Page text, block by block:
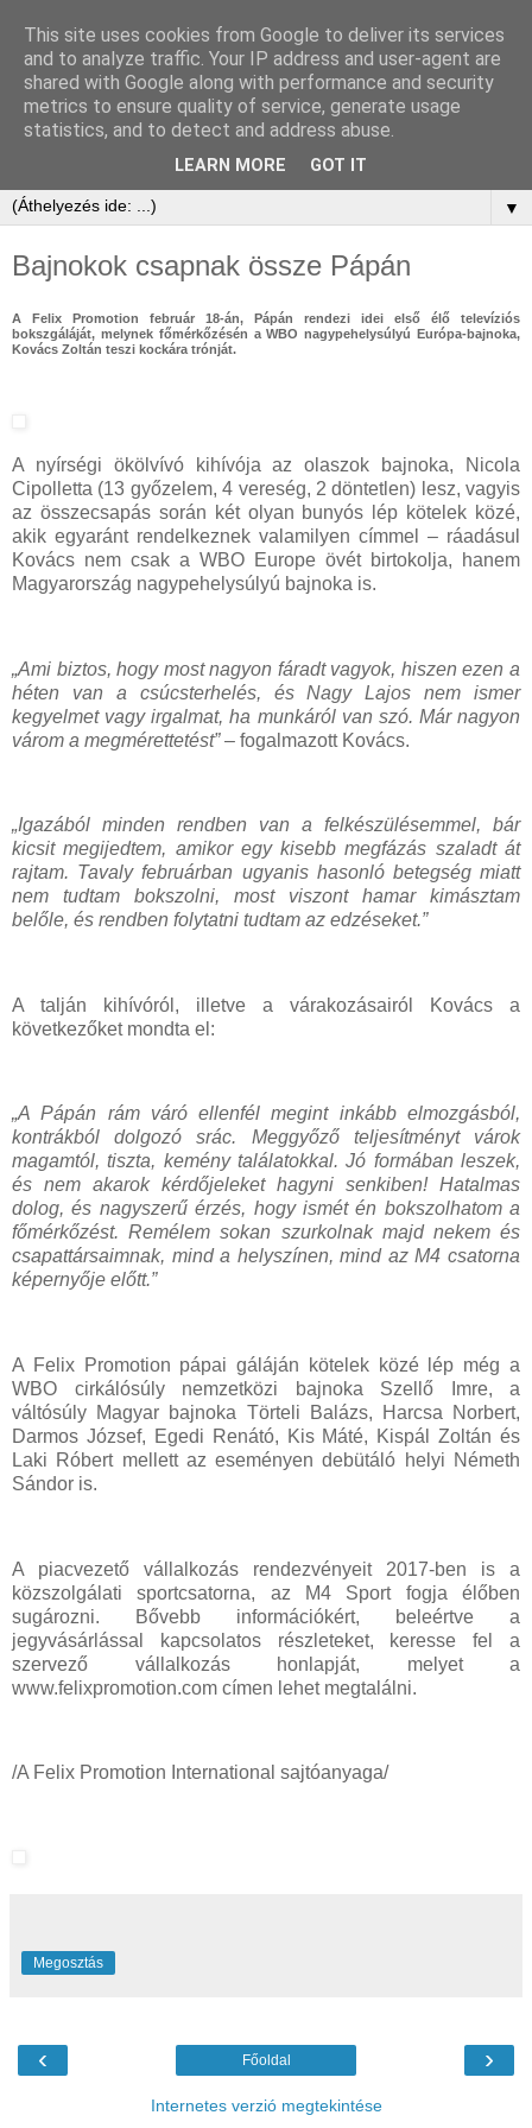
▼
Bajnokok csapnak össze Pápán
A Felix Promotion február 18-án, Pápán rendezi idei első élő televíziós
bokszgáláját, melynek főmérkőzésén a WBO nagypehelysúlyú Európa-bajnoka,
Kovács Zoltán teszi kockára trónját.
A nyírségi ökölvívó kihívója az olaszok bajnoka, Nicola
Cipolletta (13 győzelem, 4 vereség, 2 döntetlen) lesz, vagyis
az összecsapás során két olyan bunyós lép kötelek közé,
akik egyaránt rendelkeznek valamilyen címmel – ráadásul
Kovács nem csak a WBO Europe övét birtokolja, hanem
Magyarország nagypehelysúlyú bajnoka is.
„Ami biztos, hogy most nagyon fáradt vagyok, hiszen ezen a
héten van a csúcsterhelés, és Nagy Lajos nem ismer
kegyelmet vagy irgalmat, ha munkáról van szó. Már nagyon
várom a megmérettetést”– fogalmazott Kovács.
„Igazából minden rendben van a felkészülésemmel, bár
kicsit megijedtem, amikor egy kisebb megfázás szaladt át
rajtam. Tavaly februárban ugyanis hasonló betegség miatt
nem tudtam bokszolni, most viszont hamar kimásztam
belőle, és rendben folytatni tudtam az edzéseket.”
A talján kihívóról, illetve a várakozásairól Kovács a
következőket mondta el:
„A Pápán rám váró ellenfél megint inkább elmozgásból,
kontrákból dolgozó srác. Meggyőző teljesítményt várok
magamtól, tiszta, kemény találatokkal. Jó formában leszek,
és nem akarok kérdőjeleket hagyni senkiben! Hatalmas
dolog, és nagyszerű érzés, hogy ismét én bokszolhatom a
főmérkőzést. Remélem sokan szurkolnak majd nekem és
csapattársaimnak, mind a helyszínen, mind az M4 csatorna
képernyője előtt.”
A Felix Promotion pápai gáláján kötelek közé lép még a
WBO cirkálósúly nemzetközi bajnoka Szellő Imre, a
váltósúly Magyar bajnoka Törteli Balázs, Harcsa Norbert,
Darmos József, Egedi Renátó, Kis Máté, Kispál Zoltán és
Laki Róbert mellett az eseményen debütáló helyi Németh
Sándor is.
A piacvezető vállalkozás rendezvényeit 2017-ben is a
közszolgálati sportcsatorna, az M4 Sport fogja élőben
sugározni. Bővebb információkért, beleértve a
jegyvásárlással kapcsolatos részleteket, keresse fel a
szervező vállalkozás honlapját, melyet a
www.felixpromotion.com címen lehet megtalálni.
/A Felix Promotion International sajtóanyaga/
Megosztás
‹ ›
Főoldal
Internetes verzió megtekintése
This site uses cookies from Google to deliver its services
and to analyze traffic. Your IP address and user-agent are
shared with Google along with performance and security
metrics to ensure quality of service, generate usage
statistics, and to detect and address abuse.
LEARN MORE GOT IT